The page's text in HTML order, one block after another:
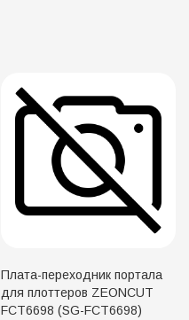
Плата-переходник портала
для плоттеров ZEONCUT
FCT6698 (SG-FCT6698)